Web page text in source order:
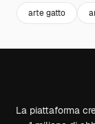
arte gatto
La piattaforma